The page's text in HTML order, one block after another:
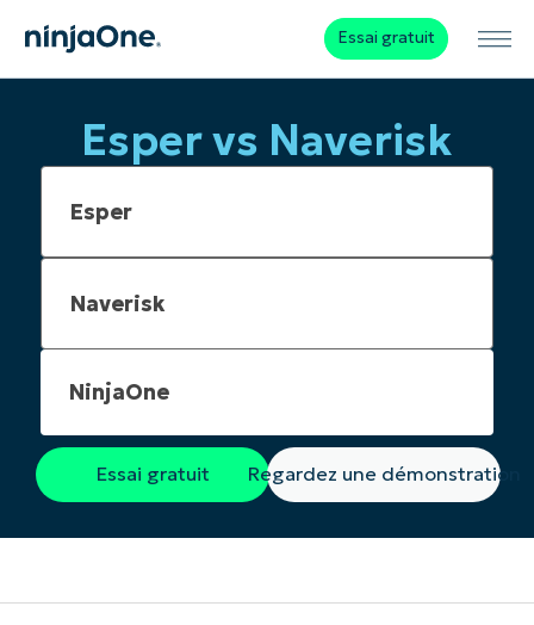
Essai gratuit
Esper vs Naverisk
NinjaOne
Essai gratuit Regardez une démonstration